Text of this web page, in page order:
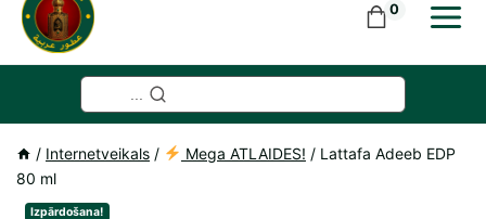
0
/ Internetveikals / Mega ATLAIDES! / Lattafa Adeeb EDP
80 ml
Izpārdošana!